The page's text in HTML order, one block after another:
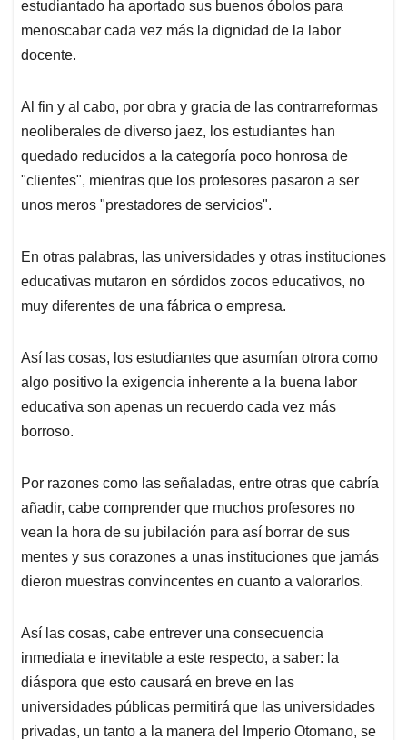
estudiantado ha aportado sus buenos óbolos para
menoscabar cada vez más la dignidad de la labor
docente.
Al fin y al cabo, por obra y gracia de las contrarreformas
neoliberales de diverso jaez, los estudiantes han
quedado reducidos a la categoría poco honrosa de
"clientes", mientras que los profesores pasaron a ser
unos meros "prestadores de servicios".
En otras palabras, las universidades y otras instituciones
educativas mutaron en sórdidos zocos educativos, no
muy diferentes de una fábrica o empresa.
Así las cosas, los estudiantes que asumían otrora como
algo positivo la exigencia inherente a la buena labor
educativa son apenas un recuerdo cada vez más
borroso.
Por razones como las señaladas, entre otras que cabría
añadir, cabe comprender que muchos profesores no
vean la hora de su jubilación para así borrar de sus
mentes y sus corazones a unas instituciones que jamás
dieron muestras convincentes en cuanto a valorarlos.
Así las cosas, cabe entrever una consecuencia
inmediata e inevitable a este respecto, a saber: la
diáspora que esto causará en breve en las
universidades públicas permitirá que las universidades
privadas, un tanto a la manera del Imperio Otomano, se